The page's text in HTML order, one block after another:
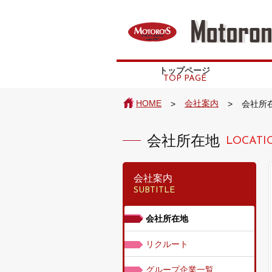
トップページ
TOP PAGE
HOME > 会社案内 > 会社所
会社所在地
会社案内
SUBTITLE
会社所在地
リクルート
グループ企業一覧